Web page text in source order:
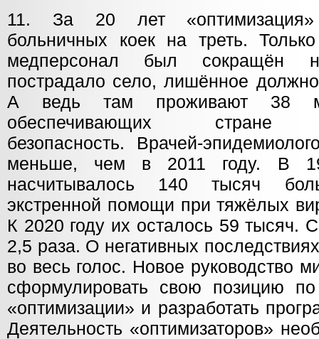
11. За 20 лет
больничных коек на треть.
медперсонал был сокращён
пострадало село, лишённое
А ведь там проживают 38
обеспечивающих стране
безопасность. Врачей-
меньше, чем в 2011 году. В
насчитывалось 140 тысяч
экстренной помощи при тяжёлых
К 2020 году их осталось 59 тысяч.
2,5 раза. О негативных
во весь голос. Новое руководство
сформулировать свою позицию
«оптимизации» и разработать
Деятельность «оптимизаторов»